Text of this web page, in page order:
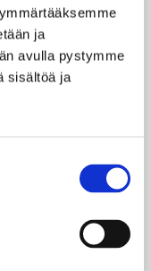
ja
avulla pystymme
sisältöä ja